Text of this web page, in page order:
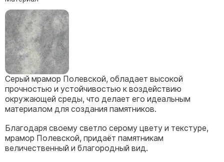
Скульптуры, барельефы и бюсты из бронзы
Памятники с фотокерамикой
Памятники младенцу
Памятники двойные
Памятники женщине
Памятники маме
Памятники жене
Серый мрамор Полевской, обладает высокой
прочностью и устойчивостью к воздействию
окружающей среды, что делает его идеальным
материалом для создания памятников.
Благодаря своему светло серому цвету и текстуре,
мрамор Полевской, придаёт памятникам
величественный и благородный вид.